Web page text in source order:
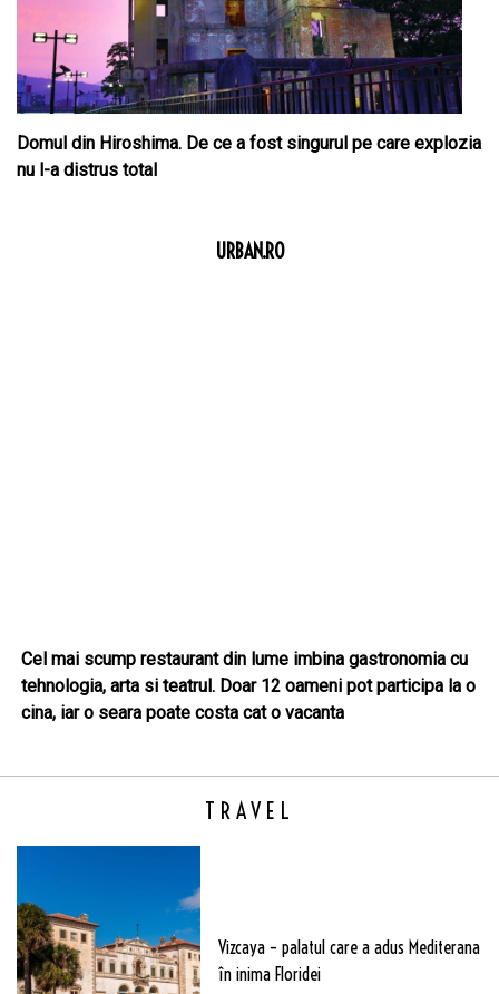
Domul din Hiroshima. De ce a fost singurul pe care explozia
nu l-a distrus total
URBAN.RO
Cel mai scump restaurant din lume imbina gastronomia cu
tehnologia, arta si teatrul. Doar 12 oameni pot participa la o
cina, iar o seara poate costa cat o vacanta
TRAVEL
Vizcaya – palatul care a adus Mediterana
în inima Floridei